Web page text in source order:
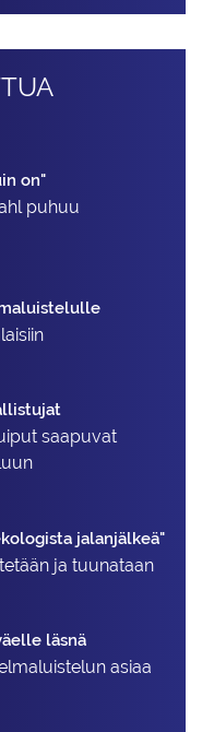
on"
puhuu
saapuvat
jalanjälkeä"
ja tuunataan
läsnä
asiaa